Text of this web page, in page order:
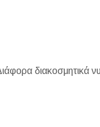
διακοσμητικά